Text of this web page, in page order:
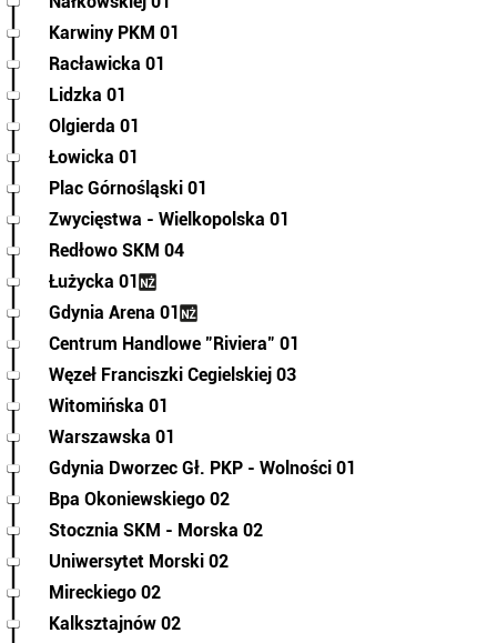
Karwiny PKM 01
Racławicka 01
Lidzka 01
Olgierda 01
Łowicka 01
Plac Górnośląski 01
Zwycięstwa - Wielkopolska 01
Redłowo SKM 04
Łużycka 01
Gdynia Arena 01
Centrum Handlowe "Riviera" 01
Węzeł Franciszki Cegielskiej 03
Witomińska 01
Warszawska 01
Gdynia Dworzec Gł. PKP - Wolności 01
Bpa Okoniewskiego 02
Stocznia SKM - Morska 02
Uniwersytet Morski 02
Mireckiego 02
Kalksztajnów 02